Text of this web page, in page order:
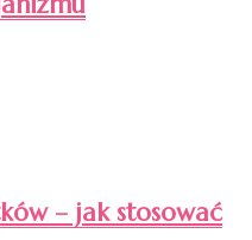
– jak stosować